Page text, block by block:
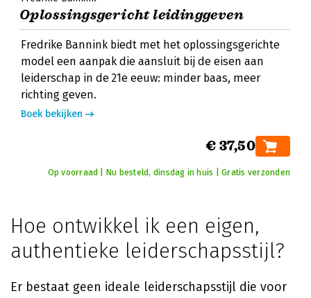
Oplossingsgericht leidinggeven
Fredrike Bannink biedt met het oplossingsgerichte
model een aanpak die aansluit bij de eisen aan
leiderschap in de 21e eeuw: minder baas, meer
richting geven.
Boek bekijken
€ 37,50
Op voorraad | Nu besteld, dinsdag in huis | Gratis verzonden
Hoe ontwikkel ik een eigen,
authentieke leiderschapsstijl?
Er bestaat geen ideale leiderschapsstijl die voor